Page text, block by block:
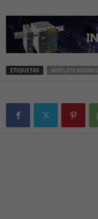
ETIQUETAS AMPLIFICADORES